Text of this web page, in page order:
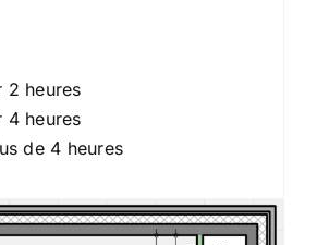
2 heures
4 heures
de 4 heures